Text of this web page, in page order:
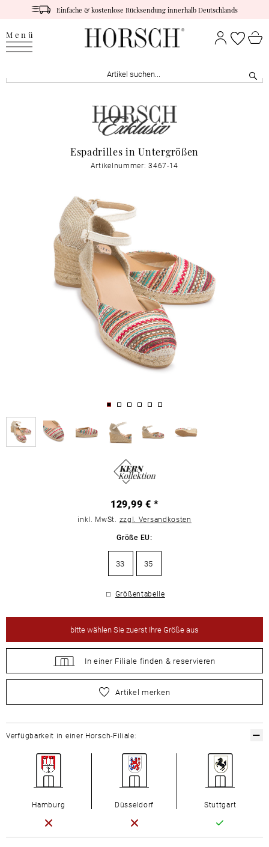
Einfache & kostenlose Rücksendung innerhalb Deutschlands
Menü
Espadrilles in Untergrößen
Artikelnummer: 3467-14
129,99 € *
inkl. MwSt. zzgl. Versandkosten
Größe EU:
33 35
Größentabelle
bittewählen Sie zuerst Ihre Größe aus
In einer Filiale finden & reservieren
wählen Sie zuerst Ihre Größe aus
Artikel merken
Verfügbarkeit in einer Horsch-Filiale:
Hamburg Düsseldorf Stuttgart